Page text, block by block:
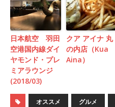
日本航空 羽田
空港国内線ダイ
ヤモンド・プレ
ミアラウンジ
(2018/03)
クア アイナ 丸
の内店（Kua
Aina）
オススメ グルメ